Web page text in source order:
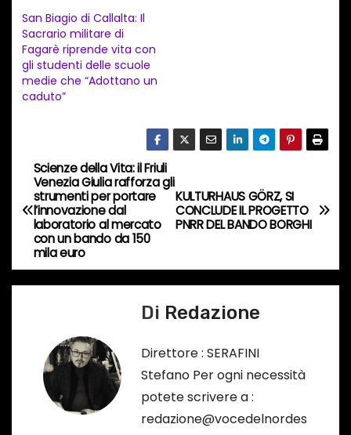
t
o
i
n
r
s
o
…
San Biagio di Callalta: Il
Sacrario militare di
Fagarè riprende vita con
gli studenti delle scuole
medie che “Adottano un
caduto”
N
a
v
i
KULTURHAUS GÖRZ, SI
CONCLUDE IL PROGETTO
PNRR DEL BANDO BORGHI
Scienze della Vita: il Friuli
Venezia Giulia rafforza gli
strumenti per portare
l’innovazione dal
laboratorio al mercato
con un bando da 150
mila euro
Di Redazione
Direttore : SERAFINI
Stefano Per ogni necessità
potete scrivere a :
redazione@vocedelnordes